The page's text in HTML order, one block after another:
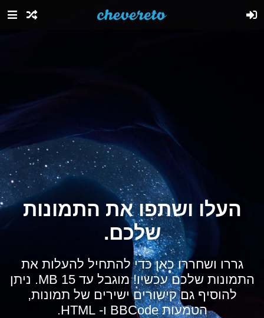
העלו ושתפו את התמונות
שלכם.
גררו ושחררו כאן כדי להתחיל להעלות את
התמונות שלכם עכשיו! מוגבל עד 15 MB. ניתן
להוסיף גם קישורים ישירים של תמונות,
הטמעות BBCode ו- HTML.